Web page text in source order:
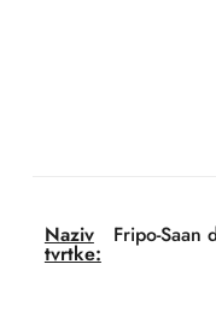
Naziv
tvrtke:
Fripo-Saan